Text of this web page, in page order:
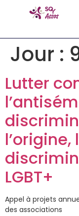
Jour :
Lutter
LGBT+
Appel à projets
des associations